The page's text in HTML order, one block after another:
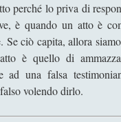
di successo" per il
fenomenologica senza
CORNICE - Il treno della
/ The train of a snail
perché lo priva di
è quando un atto è
Se ciò capita, allora
è quello di
ad una falsa
volendo dirlo.